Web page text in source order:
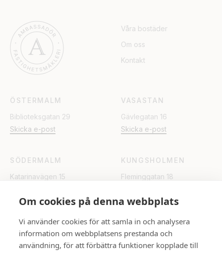
Om cookies på denna webbplats
Vi använder cookies för att samla in och analysera
information om webbplatsens prestanda och
användning, för att förbättra funktioner kopplade till
Våra bostäder
Om oss
Kontakt
ÖSTERMALM
Biblioteksgatan 29
Skicka e-post
VASASTAN
Gävlegatan 16
Skicka e-post
SÖDERMALM
Katarinavägen 15
KUNGSHOLMEN
Fleminggatan 18
UPPSALA
Rådhuset
Skicka e-post